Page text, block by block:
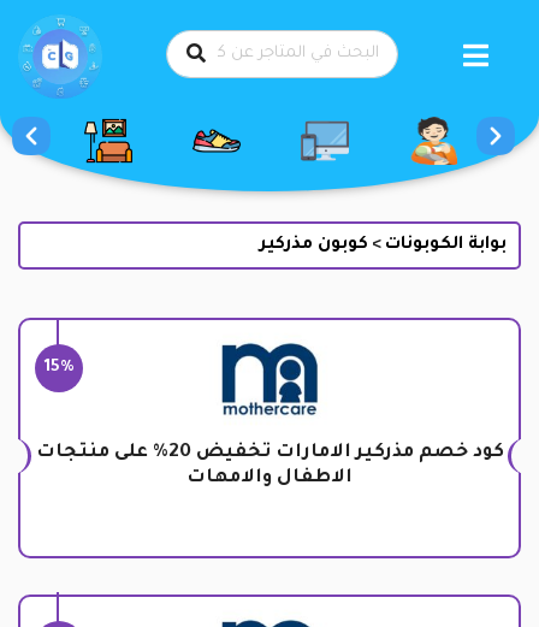
بوابة الكوبونات > كوبون مذركير
15%
كود خصم مذركير الامارات تخفيض 20% على منتجات
الاطفال والامهات